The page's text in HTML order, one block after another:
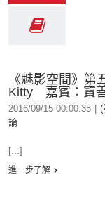
《魅影空間》
Kitty 嘉賓︰寶
2016/09/15 00:00:35 (
論
[...]
進一步了解